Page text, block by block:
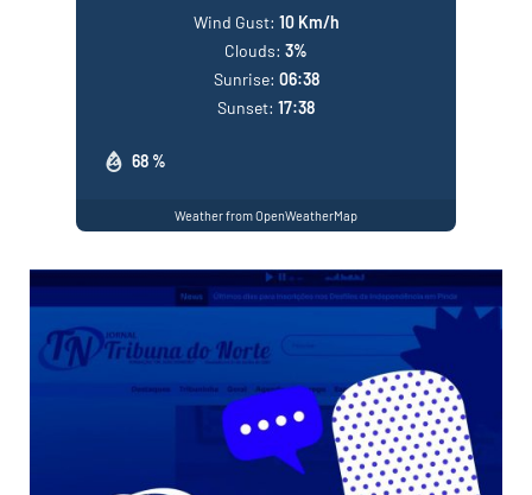
68 %
Wind Gust: 10 Km/h
Clouds: 3%
Sunrise: 06:38
Sunset: 17:38
Weather from OpenWeatherMap